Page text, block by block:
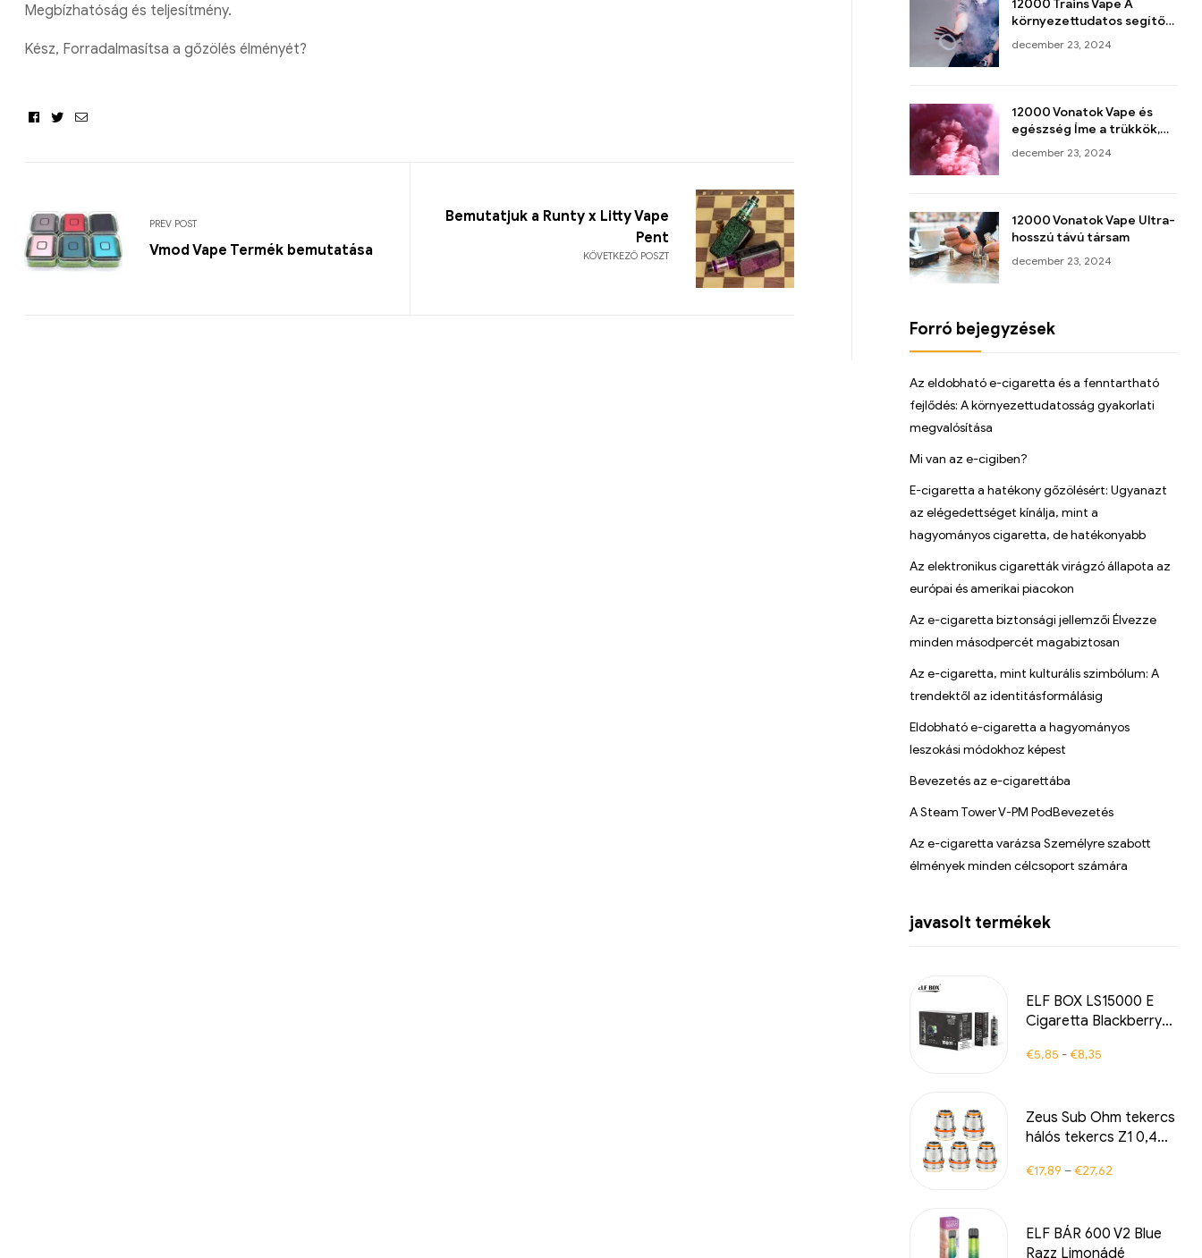
Megbízhatóság és teljesítmény.
Kész, Forradalmasítsa a gőzölés élményét?
Facebook
TwitterEmail
PREV POST
Vmod Vape Termék bemutatása KÖVETKEZŐ POSZT
Bemutatjuk a Runty x Litty Vape
Pent
12000 Trains Vape A
környezettudatos segítő
akcióban!
december 23, 2024
12000 Vonatok Vape és
egészség Íme a trükkök,
amelyekkel okosan
használhatod!
december 23, 2024
12000 Vonatok Vape Ultra-
hosszú távú társam
december 23, 2024
Forró bejegyzések
Az eldobható e-cigaretta és a fenntartható
fejlődés: A környezettudatosság gyakorlati
megvalósítása
Mi van az e-cigiben?
E-cigaretta a hatékony gőzölésért: Ugyanazt
az elégedettséget kínálja, mint a
hagyományos cigaretta, de hatékonyabb
Az elektronikus cigaretták virágzó állapota az
európai és amerikai piacokon
Az e-cigaretta biztonsági jellemzői Élvezze
minden másodpercét magabiztosan
Az e-cigaretta, mint kulturális szimbólum: A
trendektől az identitásformálásig
Eldobható e-cigaretta a hagyományos
leszokási módokhoz képest
Bevezetés az e-cigarettába
A Steam Tower V-PM PodBevezetés
Az e-cigaretta varázsa Személyre szabott
élmények minden célcsoport számára
javasolt termékek
ELF BOX LS15000 E
Cigaretta Blackberry
kiskereskedelem
€5,85 -€8,35
Zeus Sub Ohm tekercs
hálós tekercs Z1 0,4
cseretekercsfej Zeus
€17,89 –€27,62
ELF BÁR 600 V2 Blue
Razz Limonádé